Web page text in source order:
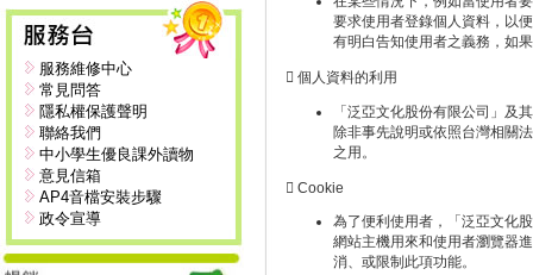
服務維修中心
常見問答
隱私權保護聲明
聯絡我們
中小學生優良課外讀物
意見信箱
AP4音檔安裝步驟
政令宣導
要求使用者登錄個人資料，以
有明白告知使用者之義務，如
 個人資料的利用
「泛亞文化股份有限公司」及
除非事先說明或依照台灣相關
之用。
 Cookie
為了便利使用者，「泛亞文化
網站主機用來和使用者瀏覽器
消、或限制此項功能。